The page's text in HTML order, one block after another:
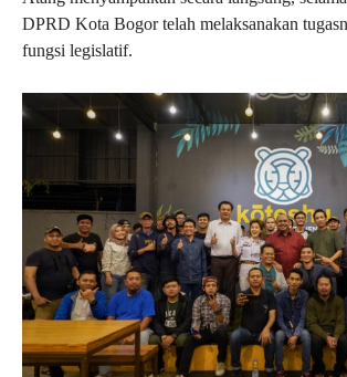
DPRD Kota Bogor telah melaksanakan
fungsi legislatif.